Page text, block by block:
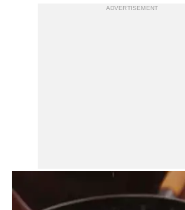
ADVERTISEMENT